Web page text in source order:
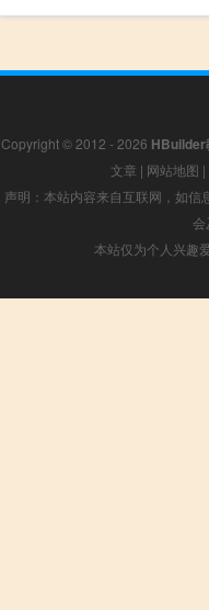
Copyright © 2012 - 2026 HBuilder
文章 | 网站地图 |
声明：本站内容来自互联网，如
本站仅为个人兴趣